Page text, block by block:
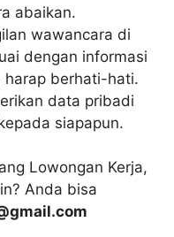
abaikan.
wawancara di
dengan informasi
harap berhati-hati.
data pribadi
siapapun.
Lowongan Kerja,
Anda bisa